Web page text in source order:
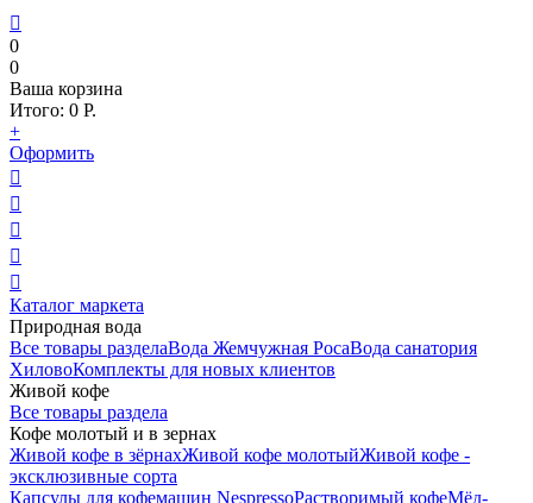

0
0
Ваша корзина
Итого: 0 Р.
+
Оформить





Каталог маркета
Природная вода
Все товары разделаВода Жемчужная РосаВода санатория
ХиловоКомплекты для новых клиентов
Живой кофе
Все товары раздела
Кофе молотый и в зернах
Живой кофе в зёрнахЖивой кофе молотыйЖивой кофе -
эксклюзивные сорта
Капсулы для кофемашин NespressoРастворимый кофеМёд-